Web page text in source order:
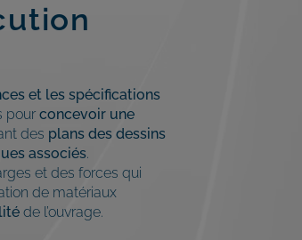
et les spécifications
pour concevoir une
des plans des dessins
associés.
et des forces qui
de matériaux
de l’ouvrage.